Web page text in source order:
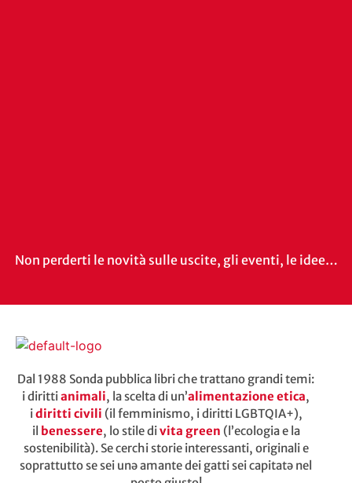
Non perderti le novità sulle uscite, gli eventi, le idee…
Dal 1988 Sonda pubblica libri che trattano grandi temi:
i dirittianimali, la scelta di un’alimentazione etica,
idiritti civili (il femminismo, i diritti LGBTQIA+),
il benessere, lo stile divita green (l’ecologia e la
sostenibilità). Se cerchi storie interessanti, originali e
soprattutto se sei unə amante dei gatti sei capitatə nel